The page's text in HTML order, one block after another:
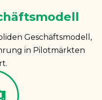
Geschäftsmodell,
in Pilotmärkten